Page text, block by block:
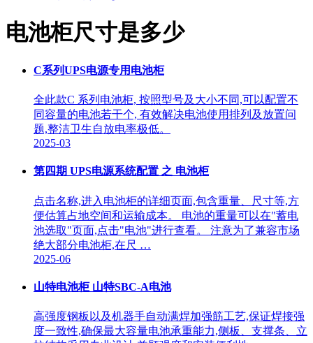
电池柜尺寸是多少
C系列UPS电源专用电池柜
全此款C 系列电池柜, 按照型号及大小不同,可以配置不
同容量的电池若干个, 有效解决电池使用排列及放置问
题,整洁卫生自放电率极低。
2025-03
第四期 UPS电源系统配置 之 电池柜
点击名称,进入电池柜的详细页面,包含重量、尺寸等,方
便估算占地空间和运输成本。 电池的重量可以在"蓄电
池选取"页面,点击"电池"进行查看。 注意为了兼容市场
绝大部分电池柜,在尺 …
2025-06
山特电池柜 山特SBC-A电池
高强度钢板以及机器手自动满焊加强筋工艺,保证焊接强
度一致性,确保最大容量电池承重能力,侧板、支撑条、立